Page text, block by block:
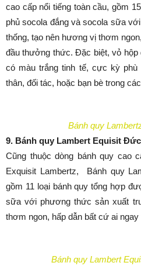
cao cấp nổi tiếng toàn cầu, gồm
phủ socola đắng và socola sữa
thống, tạo nên hương vị thơm
đầu thưởng thức. Đặc biệt, vỏ
có màu trắng tinh tế, cực kỳ
thân, đối tác, hoặc bạn bè trong
Bánh quy
9. Bánh quy Lambert Equisit
Cũng thuộc dòng bánh quy cao
Exquisit Lambertz, Bánh quy
gồm 11 loại bánh quy tổng hợp
sữa với phương thức sản xuất
thơm ngon, hấp dẫn bất cứ ai
Bánh quy Lambert